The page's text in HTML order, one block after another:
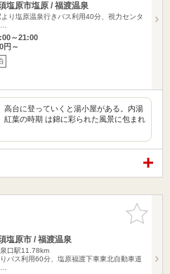
塩原市塩原 / 福渡温泉
り塩原温泉行きバス利用40分、視力センタ
～21:00
円～
高台に登っていくと湯小屋がある。内湯
紅葉の時期 は錦に彩られた風景に包まれ
お気に入
りに追加
塩原市 / 福渡温泉
泉口駅11.78km
バス利用60分、塩原福渡下車東北自動車道